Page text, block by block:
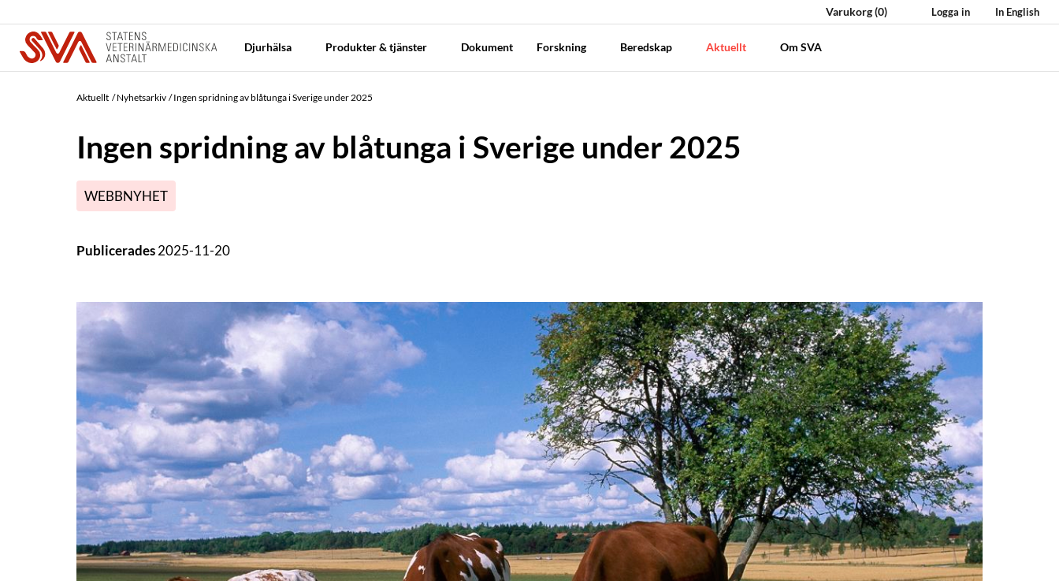
Varukorg(0) Logga in In English
Djurhälsa Produkter & tjänster Dokument Forskning Beredskap Aktuellt Om SVA
Aktuellt Nyhetsarkiv Ingen spridning av blåtunga i Sverige under 2025
Ingen spridning av blåtunga i Sverige under 2025
WEBBNYHET
Publicerades2025-11-20